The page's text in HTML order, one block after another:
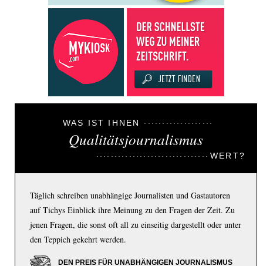
WAS IST IHNEN
Qualitätsjournalismus
WERT?
Täglich schreiben unabhängige Journalisten und Gastautoren
auf Tichys Einblick ihre Meinung zu den Fragen der Zeit. Zu
jenen Fragen, die sonst oft all zu einseitig dargestellt oder unter
den Teppich gekehrt werden.
DEN PREIS FÜR UNABHÄNGIGEN JOURNALISMUS